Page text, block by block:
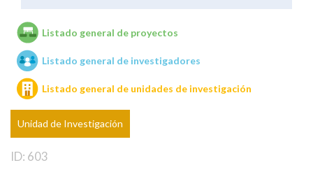
Unidades de investigación
Listado general de proyectos
Listado general de investigadores
Listado general de unidades de investigación
Unidad de Investigación
ID: 603